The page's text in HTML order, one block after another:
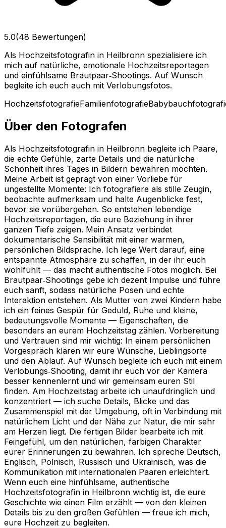
5.0(48 Bewertungen)
Als Hochzeitsfotografin in Heilbronn spezialisiere ich
mich auf natürliche, emotionale Hochzeitsreportagen
und einfühlsame Brautpaar‑Shootings. Auf Wunsch
begleite ich euch auch mit Verlobungsfotos.
HochzeitsfotografieFamilienfotografie
Über den Fotografen
Als Hochzeitsfotografin in Heilbronn begleite ich Paare,
die echte Gefühle, zarte Details und die natürliche
Schönheit ihres Tages in Bildern bewahren möchten.
Meine Arbeit ist geprägt von einer Vorliebe für
ungestellte Momente: Ich fotografiere als stille Zeugin,
beobachte aufmerksam und halte Augenblicke fest,
bevor sie vorübergehen. So entstehen lebendige
Hochzeitsreportagen, die eure Beziehung in ihrer
ganzen Tiefe zeigen. Mein Ansatz verbindet
dokumentarische Sensibilität mit einer warmen,
persönlichen Bildsprache. Ich lege Wert darauf, eine
entspannte Atmosphäre zu schaffen, in der ihr euch
wohlfühlt — das macht authentische Fotos möglich. Bei
Brautpaar‑Shootings gebe ich dezent Impulse und führe
euch sanft, sodass natürliche Posen und echte
Interaktion entstehen. Als Mutter von zwei Kindern habe
ich ein feines Gespür für Geduld, Ruhe und kleine,
bedeutungsvolle Momente — Eigenschaften, die
besonders an eurem Hochzeitstag zählen. Vorbereitung
und Vertrauen sind mir wichtig: In einem persönlichen
Vorgespräch klären wir eure Wünsche, Lieblingsorte
und den Ablauf. Auf Wunsch begleite ich euch mit einem
Verlobungs‑Shooting, damit ihr euch vor der Kamera
besser kennenlernt und wir gemeinsam euren Stil
finden. Am Hochzeitstag arbeite ich unaufdringlich und
konzentriert — ich suche Details, Blicke und das
Zusammenspiel mit der Umgebung, oft in Verbindung mit
natürlichem Licht und der Nähe zur Natur, die mir sehr
am Herzen liegt. Die fertigen Bilder bearbeite ich mit
Feingefühl, um den natürlichen, farbigen Charakter
eurer Erinnerungen zu bewahren. Ich spreche Deutsch,
Englisch, Polnisch, Russisch und Ukrainisch, was die
Kommunikation mit internationalen Paaren erleichtert.
Wenn euch eine hinfühlsame, authentische
Hochzeitsfotografin in Heilbronn wichtig ist, die eure
Geschichte wie einen Film erzählt — von den kleinen
Details bis zu den großen Gefühlen — freue ich mich,
eure Hochzeit zu begleiten.